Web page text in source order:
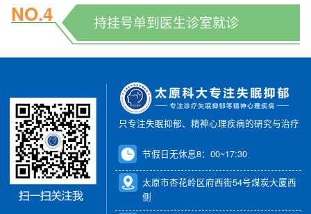
NO.4 持挂号单到医生诊室就诊
只专注失眠抑郁、精神心理疾病的研究与治疗
节假日无休息8：00~17:30
太原市杏花岭区府西街54号煤炭大厦西
侧